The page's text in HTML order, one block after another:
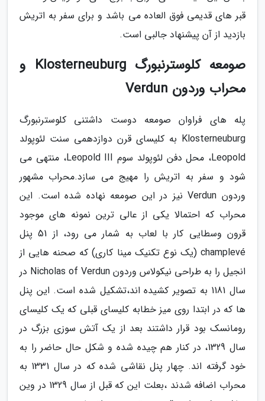
قبر های قدیمی فوق العاده می باشد و برای سفر به اتریش
بازدید از آن پیشنهاد جالبی است.
صومعه کلوسترنبورگ Klosterneuburg و
محراب وردون Verdun
پله های فراوان صومعه دوست داشتنی کلوسترنبورگ
Klosterneuburg به کلیسای قرن دوازدهمی سنت لئوپولد
Leopold، محل دفن لئوپولد سوم Leopold III، منتهی می
شود و سفر به اتریش را مهیج می سازد.محراب مشهور
وردون Verdun نیز در این صومعه نهاده شده است. این
محراب که احتمالا یکی از عالی ترین نمونه های موجود
قرون وسطایی کار با لعاب به شمار می رود، از 51 پنل
champlevé (یک نوع تکنیک مینا کاری) که صحنه هایی از
انجیل را به طراحی نیکولاس وردون Nicholas of Verdun در
سال 1181 به تصویر کشیده اند،تشکیل شده است. این پنل
ها که در ابتدا روی میز خطابه کلیسای قبلی که یک کلیسای
رومانسک بود قرار داشتند بعد از یک آتش سوزی بزرگ در
سال 1329، در کنار هم چیده شده و شکل حال حاضر را به
خود گرفته اند. چهار پنل نقاشی شده که در سال 1331 به
محراب اضافه شدند ،بعلت این که قبل از سال 1329 در وین